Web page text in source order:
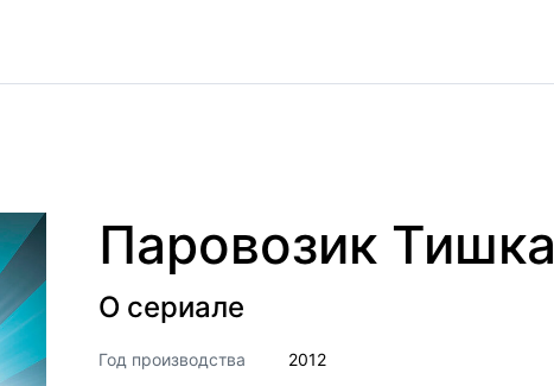
Паровозик Тишка
О сериале
Год производства 2012